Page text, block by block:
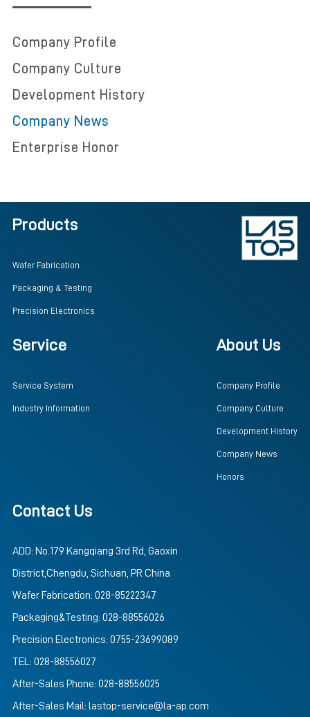
Company Profile
Company Culture
Development History
Company News
Enterprise Honor
Products
Wafer Fabrication
Packaging & Testing
Precision Electronics
Service
Service System
Industry Information
About Us
Company Profile
Company Culture
Development History
Company News
Honors
Contact Us
ADD: No.179 Kangqiang 3rd Rd, Gaoxin
District,Chengdu, Sichuan, PR China
Wafer Fabrication: 028-85222347
Packaging&Testing: 028-88556026
Precision Electronics: 0755-23699089
TEL: 028-88556027
After-Sales Phone: 028-88556025
After-Sales Mail: lastop-service@la-ap.com